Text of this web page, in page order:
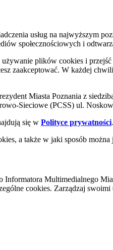
usług na najwyższym
społecznościowych i
plików cookies i
zaakceptować. W każdej
Miasta Poznania z
Sieciowe (PCSS) ul.
się w Polityce prywatności.
a także w jaki sposób
Multimedialnego
cookies. Zarządzaj